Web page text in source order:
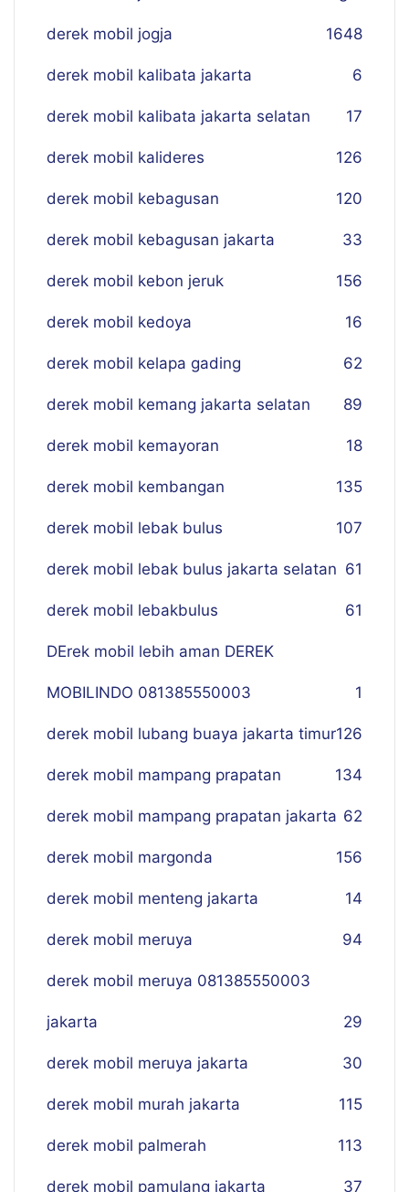
48
derek mobil jogja 16
derek mobil kalibata jakarta 6
derek mobil kalibata jakarta selatan 17
derek mobil kalideres 126
derek mobil kebagusan 120
derek mobil kebagusan jakarta 33
derek mobil kebon jeruk 156
derek mobil kedoya 16
derek mobil kelapa gading 62
derek mobil kemang jakarta selatan 89
derek mobil kemayoran 18
derek mobil kembangan 135
derek mobil lebak bulus 107
derek mobil lebak bulus jakarta selatan 61
derek mobil lebakbulus 61
DErek mobil lebih aman DEREK
MOBILINDO 081385550003 1
derek mobil lubang buaya jakarta timur126
derek mobil mampang prapatan 134
derek mobil mampang prapatan jakarta 62
derek mobil margonda 156
derek mobil menteng jakarta 14
derek mobil meruya 94
derek mobil meruya 081385550003
jakarta 29
derek mobil meruya jakarta 30
derek mobil murah jakarta 115
derek mobil palmerah 113
derek mobil pamulang jakarta 37